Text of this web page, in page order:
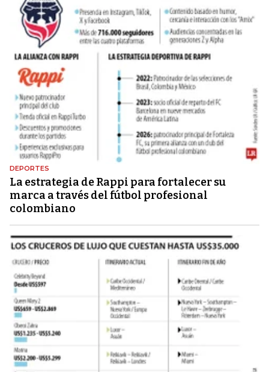
DEPORTES
La estrategia de Rappi para fortalecer su
marca a través del fútbol profesional
colombiano